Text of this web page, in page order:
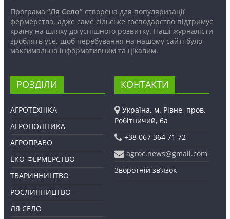
Програма “Ля Село”створена для популяризації
фермерства, адже саме сільське господарство підтримує
країну на шляху до успішного розвитку. Наші журналісти
зроблять усе, щоб перебування на нашому сайті було
максимально інформативним та цікавим.
РОЗДІЛИ
АГРОТЕХНІКА
АГРОПОЛІТИКА
АГРОПРАВО
ЕКО-ФЕРМЕРСТВО
ТВАРИННИЦТВО
РОСЛИННИЦТВО
ЛЯ СЕЛО
КОНТАКТИ
Україна, м. Рівне, пров.
Робітничий, 6а
+38 067 364 71 72
agroc.news@gmail.com
Зворотній зв’язок